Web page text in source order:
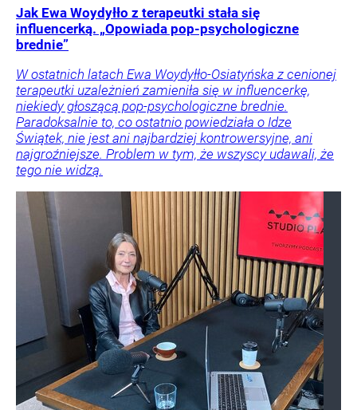
Jak Ewa Woydyłło z terapeutki stała się
influencerką. „Opowiada pop-psychologiczne
brednie”
W ostatnich latach Ewa Woydyłło-Osiatyńska z cenionej
terapeutki uzależnień zamieniła się w influencerkę,
niekiedy głoszącą pop-psychologiczne brednie.
Paradoksalnie to, co ostatnio powiedziała o Idze
Świątek, nie jest ani najbardziej kontrowersyjne, ani
najgroźniejsze. Problem w tym, że wszyscy udawali, że
tego nie widzą.